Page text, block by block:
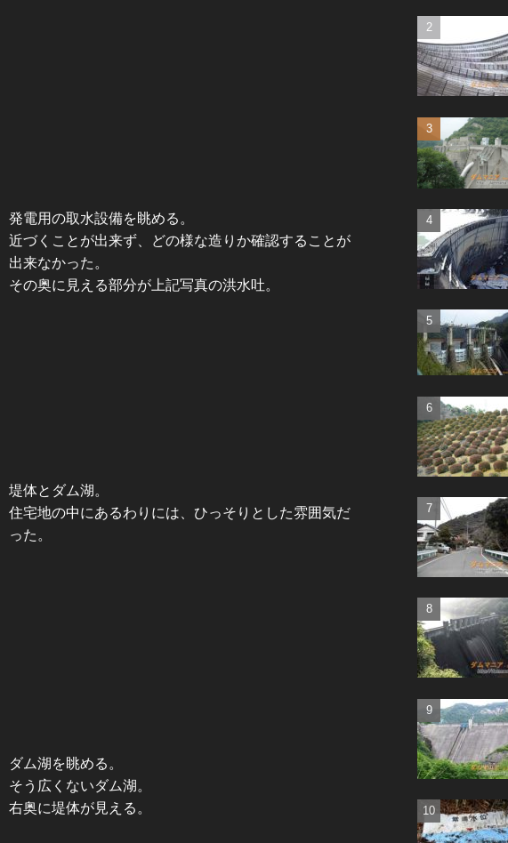
発電用の取水設備を眺める。
近づくことが出来ず、どの様な造りか確認することが
出来なかった。
その奥に見える部分が上記写真の洪水吐。
堤体とダム湖。
住宅地の中にあるわりには、ひっそりとした雰囲気だ
った。
ダム湖を眺める。
そう広くないダム湖。
右奥に堤体が見える。